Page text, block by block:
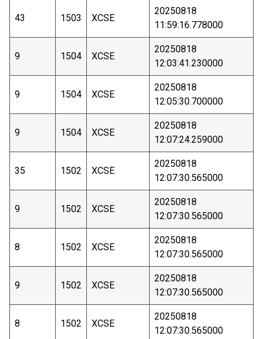
43 1503 XCSE
20250818
11:59:16.778000
9 1504 XCSE
20250818
12:03:41.230000
9 1504 XCSE
20250818
12:05:30.700000
9 1504 XCSE
20250818
12:07:24.259000
35 1502 XCSE
20250818
12:07:30.565000
9 1502 XCSE
20250818
12:07:30.565000
8 1502 XCSE
20250818
12:07:30.565000
9 1502 XCSE
20250818
12:07:30.565000
8 1502 XCSE
20250818
12:07:30.565000